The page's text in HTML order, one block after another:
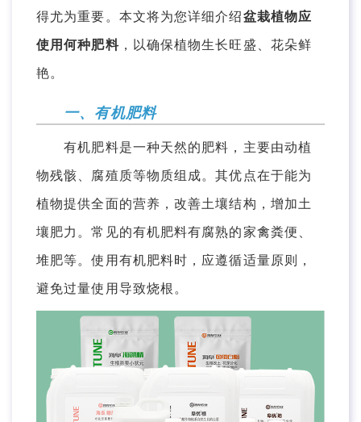
得尤为重要。本文将为您详细介绍盆栽植物应
使用何种肥料，以确保植物生长旺盛、花朵鲜
艳。
一、有机肥料
有机肥料是一种天然的肥料，主要由动植
物残骸、腐殖质等物质组成。其优点在于能为
植物提供全面的营养，改善土壤结构，增加土
壤肥力。常见的有机肥料有腐熟的家禽粪便、
堆肥等。使用有机肥料时，应遵循适量原则，
避免过量使用导致烧根。